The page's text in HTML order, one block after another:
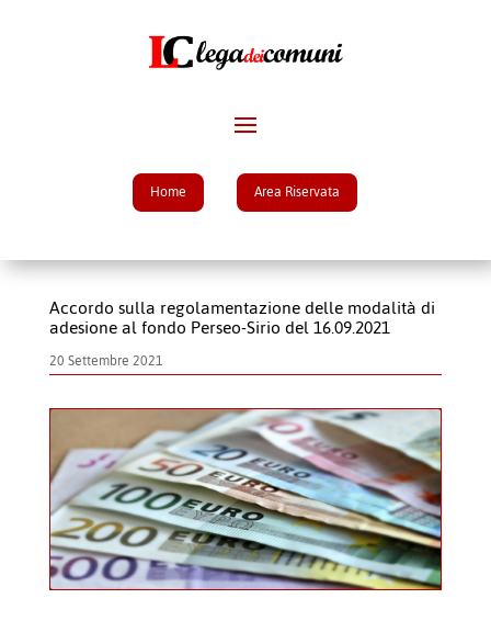
Home Area Riservata
Accordo sulla regolamentazione delle modalità di
adesione al fondo Perseo-Sirio del 16.09.2021
20 Settembre 2021